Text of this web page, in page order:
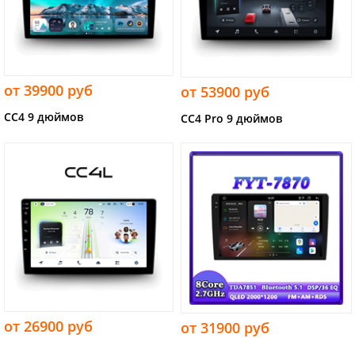
от 39900 руб
CC4 9 дюймов
от 53900 руб
CC4 Pro 9 дюймов
от 26900 руб от 31900 руб